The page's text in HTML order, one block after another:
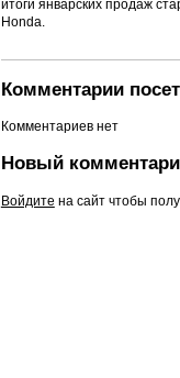
итоги январских продаж
Honda.
Комментарии
Комментариев нет
Новый
Войдите на сайт чтобы